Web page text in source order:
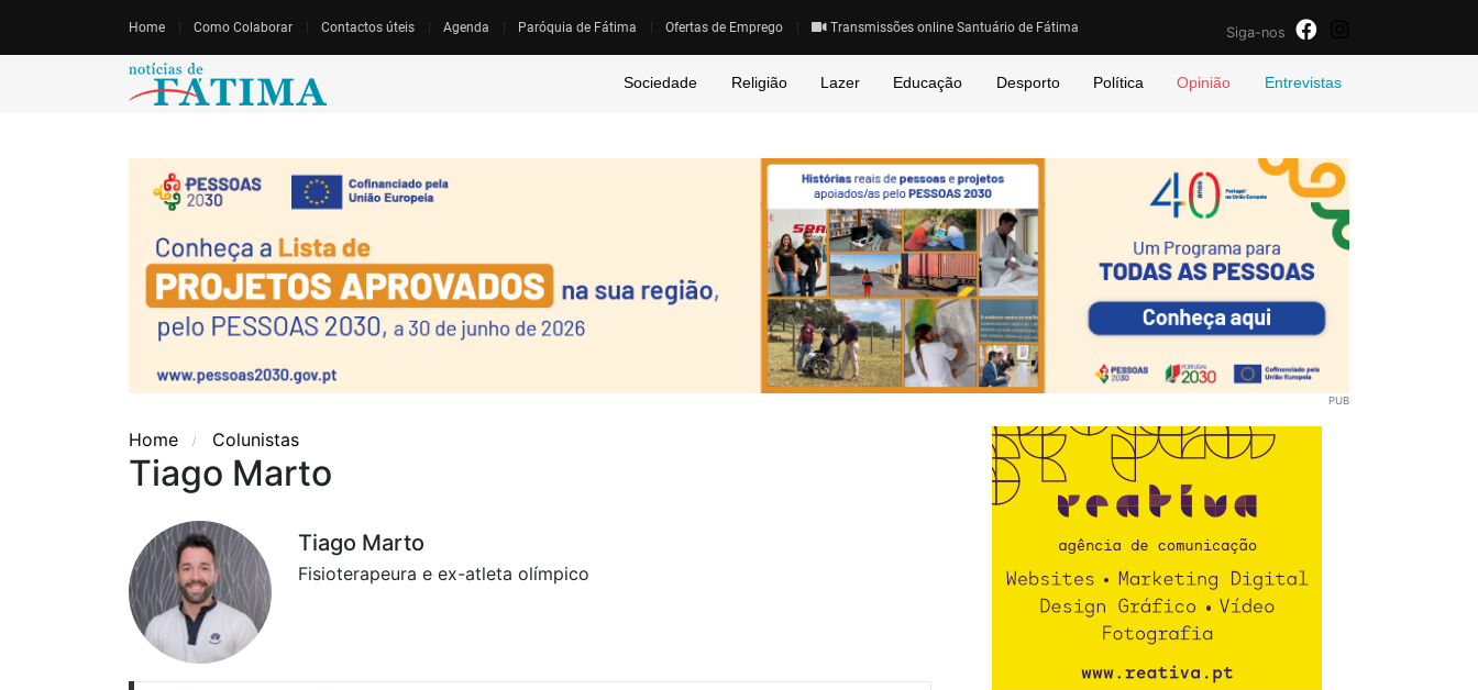
Home Como Colaborar Contactos úteis Agenda Paróquia de Fátima Ofertas de Emprego Transmissões online Santuário de Fátima Siga-nos
Sociedade Religião Lazer Educação Desporto Política Opinião Entrevistas
PUB
Home Colunistas
Tiago Marto
Tiago Marto
Fisioterapeura e ex-atleta olímpico